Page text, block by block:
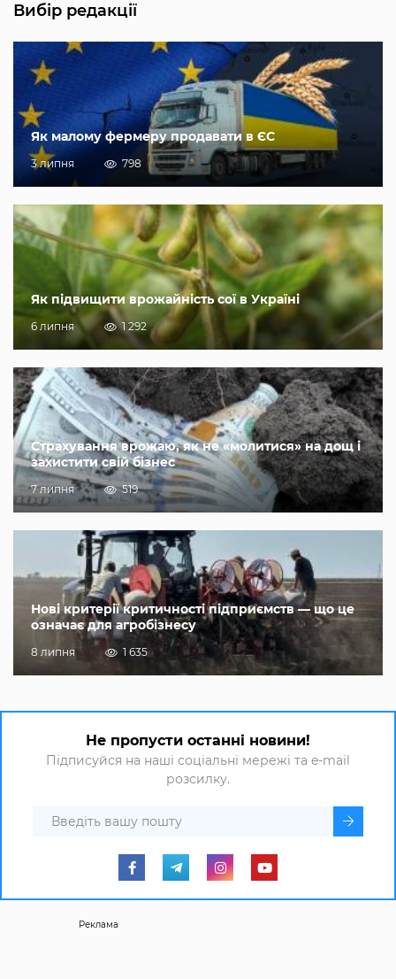
Вибір редакції
Як малому фермеру продавати в ЄС
3 липня 798
Як підвищити врожайність сої в Україні
6 липня 1 292
Страхування врожаю, як не «молитися» на дощ і
захистити свій бізнес
7 липня 519
Нові критерії критичності підприємств — що це
означає для агробізнесу
8 липня 1 635
Не пропусти останні новини!
Підписуйся на наші соціальні мережі та e-mail
розсилку.
Реклама